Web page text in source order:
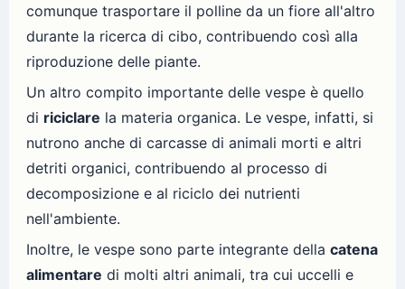
comunque trasportare il polline da un fiore all'altro
durante la ricerca di cibo, contribuendo così alla
riproduzione delle piante.
Un altro compito importante delle vespe è quello
di riciclare la materia organica. Le vespe, infatti, si
nutrono anche di carcasse di animali morti e altri
detriti organici, contribuendo al processo di
decomposizione e al riciclo dei nutrienti
nell'ambiente.
Inoltre, le vespe sono parte integrante della catena
alimentare di molti altri animali, tra cui uccelli e